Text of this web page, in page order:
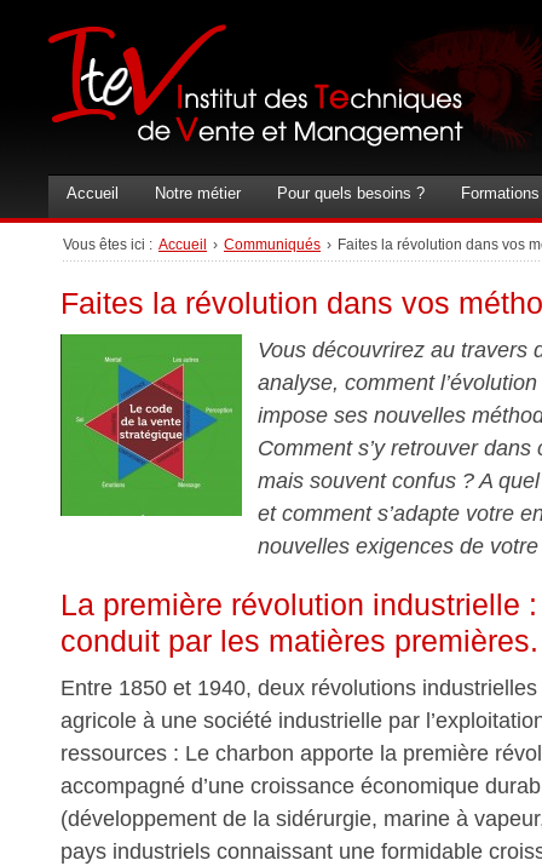
Accueil Notre métier Pour quels besoins ? Formations
Vous êtes ici : Accueil › Communiqués › Faites la révolution dans vos
Faites la révolution dans vos
Vous découvrirez au travers
analyse, comment l’évolution
impose ses nouvelles
Comment s’y retrouver
mais souvent confus ? A
et comment s’adapte votre
nouvelles exigences de
La première révolution industrielle
conduit par les matières premières.
Entre 1850 et 1940, deux révolutions
agricole à une société industrielle par
ressources : Le charbon apporte la première
accompagné d’une croissance économique
(développement de la sidérurgie, marine à
pays industriels connaissant une formidable